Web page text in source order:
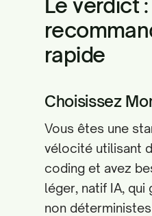
Le verdict :
rapide
Choisissez
Vous êtes une
vélocité utilisant
coding et avez
léger, natif IA,
non